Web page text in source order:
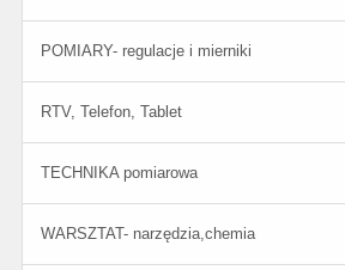
POMIARY- regulacje i mierniki
RTV, Telefon, Tablet
TECHNIKA pomiarowa
WARSZTAT- narzędzia,chemia